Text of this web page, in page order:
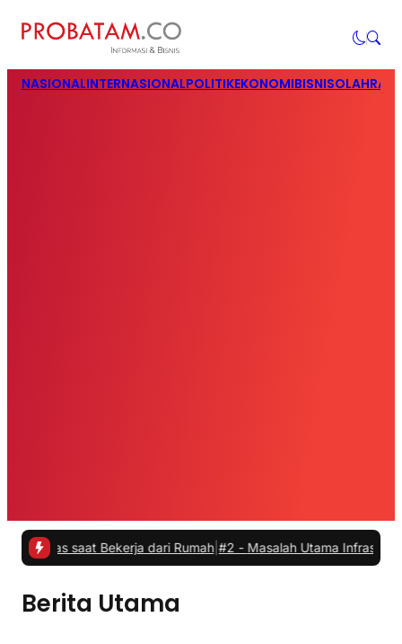
NASIONALINTERNASIONALPOLITIKEKONOMIBISNIS
saat Bekerja dari Rumah| #2 -Masalah Utama Infrastruktur
Berita Utama